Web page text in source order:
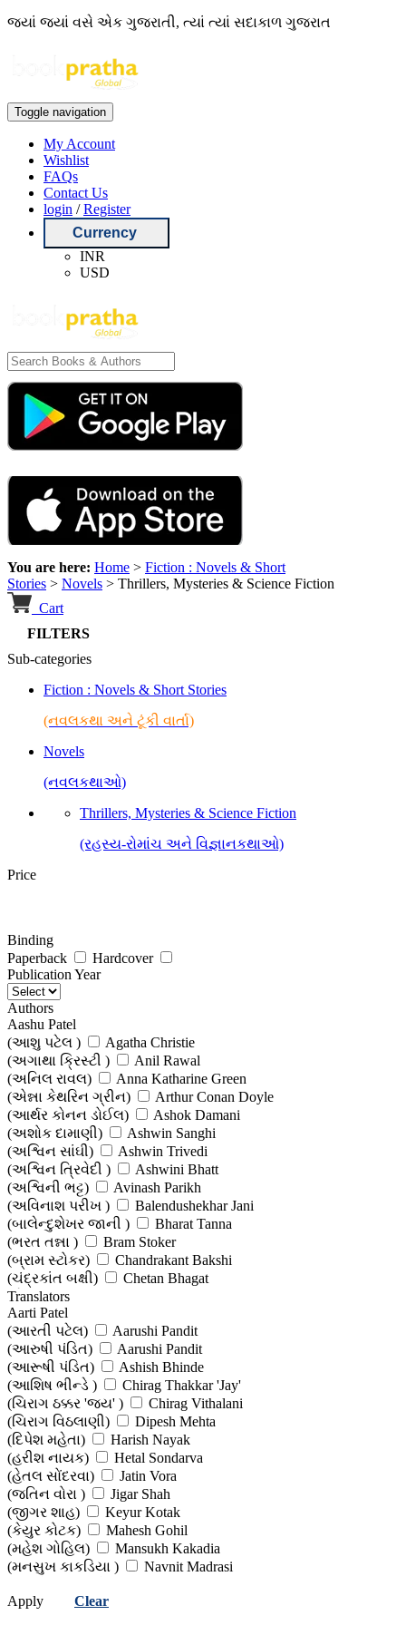
જ્યાં જ્યાં વસે એક ગુજરાતી, ત્યાં ત્યાં સદાકાળ ગુજરાત
Toggle navigation
My Account
Wishlist
FAQs
Contact Us
login /Register
Currency
INR
USD
You are here: Home > Fiction : Novels & Short
Stories > Novels > Thrillers, Mysteries & Science Fiction
Cart
FILTERS
Sub-categories
Fiction : Novels & Short Stories
(નવલકથા અને ટૂંકી વાર્તા)
Novels
(નવલકથાઓ)
Thrillers, Mysteries & Science Fiction
(રહસ્ય-રોમાંચ અને વિજ્ઞાનકથાઓ)
Price
Binding
Paperback
Hardcover
Publication Year
Authors
Aashu Patel
(આશુ પટેલ )
Agatha Christie
(અગાથા ક્રિસ્ટી )
Anil Rawal
(અનિલ રાવલ)
Anna Katharine Green
(એન્ના કેથરિન ગ્રીન)
Arthur Conan Doyle
(આર્થર કોનન ડોઈલ)
Ashok Damani
(અશોક દામાણી)
Ashwin Sanghi
(અશ્વિન સાંઘી)
Ashwin Trivedi
(અશ્વિન ત્રિવેદી )
Ashwini Bhatt
(અશ્વિની ભટ્ટ)
Avinash Parikh
(અવિનાશ પરીખ )
Balendushekhar Jani
(બાલેન્દુશેખર જાની )
Bharat Tanna
(ભરત તન્ના )
Bram Stoker
(બ્રામ સ્ટોકર)
Chandrakant Bakshi
(ચંદ્રકાંત બક્ષી)
Chetan Bhagat
(ચેતન ભગત)
(ચિંતન માધુ (ડૉ.))
(ચિરાગ મોરડિયા)
Dashiell Hammett
(ડેશીલ હેમેટ)
Dashiell Hammett
(ડેશીલ હેમેટ)
Devangi Bhatt
(દેવાંગી ભટ્ટ )
Deven Shah
(દેવેન શાહ )
Devendra Patel
(દેવેન્દ્ર પટેલ )
Dhaivat Trivedi
(ધૈવત ત્રિવેદી )
Dhruv Modi (Dr)
(ધૃવ મોદી (ડો.) )
Edgar Wallace
(એડગર વોલેસ)
Ekta Doshi
(એકતા દોશી)
Eric Ambler
(એરિક એમ્બ્લાર)
Gautam Sharma
(ગૌતમ શર્મા )
Girima Gharekhan
(ગિરિમા ઘારેખાન )
Girish Joshi
(ગિરીશ જોષી )
Gita Manek
(ગુણવંતરાય આચાર્ય)
Translators
Aarti Patel
(આરતી પટેલ)
Aarushi Pandit
(આરુષી પંડિત)
Aarushi Pandit
(આરૂષી પંડિત)
Ashish Bhinde
(આશિષ ભીન્ડે )
Chirag Thakkar 'Jay'
(ચિરાગ ઠક્કર 'જય' )
Chirag Vithalani
(ચિરાગ વિઠલાણી)
Dipesh Mehta
(દિપેશ મહેતા)
Harish Nayak
(હરીશ નાયક)
Hetal Sondarva
(હેતલ સોંદરવા)
Jatin Vora
(જતિન વોરા )
Jigar Shah
(જીગર શાહ)
Keyur Kotak
(કેયુર કોટક)
Mahesh Gohil
(મહેશ ગોહિલ)
Mansukh Kakadia
(મનસુખ કાકડિયા )
Navnit Madrasi
(નિખિલ દેસાઈ)
Apply Clear